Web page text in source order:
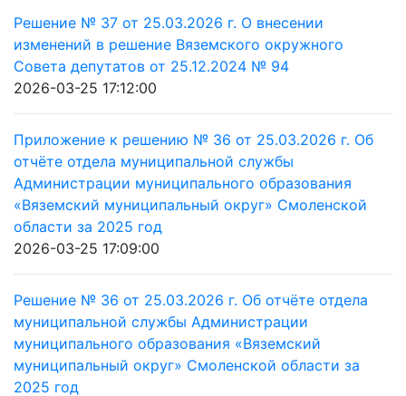
Решение № 37 от 25.03.2026 г. О внесении
изменений в решение Вяземского окружного
Совета депутатов от 25.12.2024 № 94
2026-03-25 17:12:00
Приложение к решению № 36 от 25.03.2026 г. Об
отчёте отдела муниципальной службы
Администрации муниципального образования
«Вяземский муниципальный округ» Смоленской
области за 2025 год
2026-03-25 17:09:00
Решение № 36 от 25.03.2026 г. Об отчёте отдела
муниципальной службы Администрации
муниципального образования «Вяземский
муниципальный округ» Смоленской области за
2025 год